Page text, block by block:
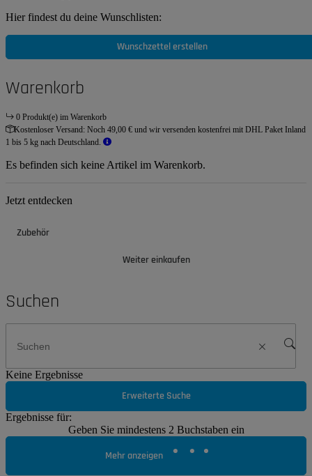
Hier findest du deine Wunschlisten:
Wunschzettel erstellen
Warenkorb
0 Produkt(e) im Warenkorb
Kostenloser Versand: Noch 49,00 € und wir versenden kostenfrei mit DHL Paket Inland
1 bis 5 kg nach Deutschland.
Es befinden sich keine Artikel im Warenkorb.
Jetzt entdecken
Zubehör
Weiter einkaufen
Suchen
Keine Ergebnisse
Erweiterte Suche
Ergebnisse für:
Geben Sie mindestens 2 Buchstaben ein
Mehr anzeigen